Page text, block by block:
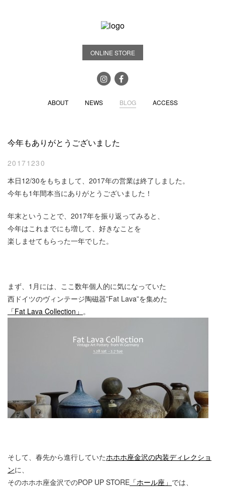
ONLINE STORE
ABOUT NEWS BLOG ACCESS
今年もありがとうございました
20171230
本日12/30をもちまして、2017年の営業は終了しました。
今年も1年間本当にありがとうございました！
年末ということで、2017年を振り返ってみると、
今年はこれまでにも増して、好きなことを
楽しませてもらった一年でした。
まず、1月には、ここ数年個人的に気になっていた
西ドイツのヴィンテージ陶磁器”Fat Lava”を集めた
「Fat Lava Collection」 。
そして、春先から進行していたホホホ座金沢の内装ディレクショ
ンに、
そのホホホ座金沢でのPOP UP STORE 「ホール座」 では、